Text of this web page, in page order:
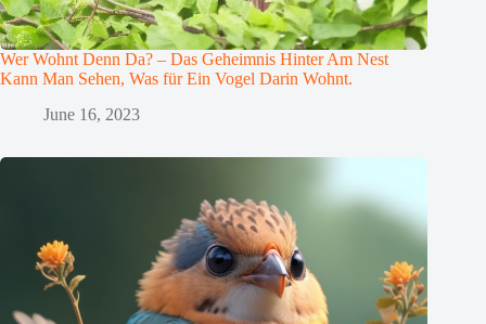
Wer Wohnt Denn Da? – Das Geheimnis Hinter Am Nest
Kann Man Sehen, Was für Ein Vogel Darin Wohnt.
June 16, 2023